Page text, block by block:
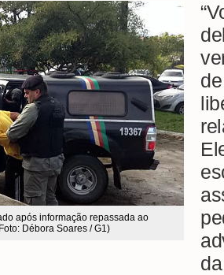
após informação repassada ao
Débora Soares / G1)